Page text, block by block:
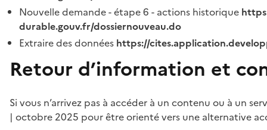
Nouvelle demande - étape 6 - actions historique
durable.gouv.fr/dossiernouveau.do
Extraire des données https://
Retour d’information et
Si vous n’arrivez pas à accéder à un contenu ou à un
| octobre 2025 pour être orienté vers une alternative